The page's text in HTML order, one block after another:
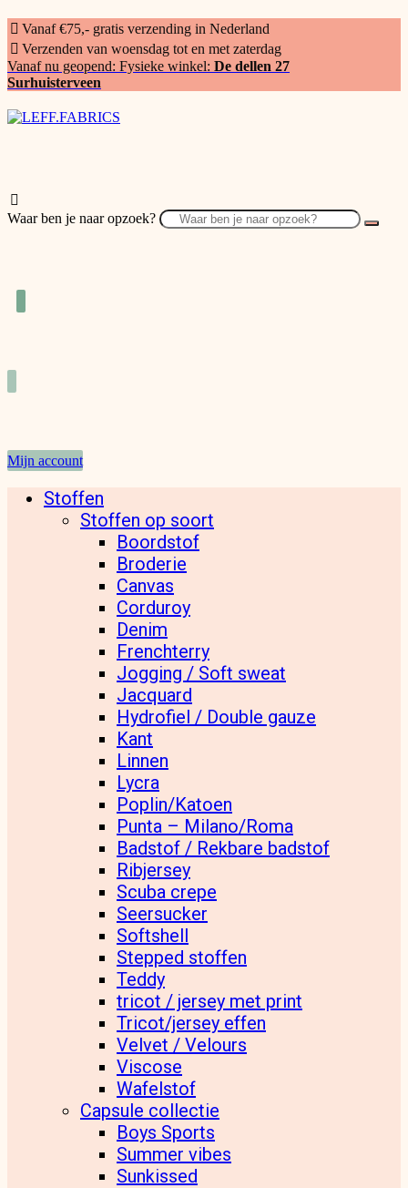
Vanaf €75,- gratis verzending in Nederland
Verzenden van woensdag tot en met zaterdag
Vanaf nu geopend: Fysieke winkel: De dellen 27
Surhuisterveen
Waar ben je naar opzoek?
Mijn account
Stoffen
Stoffen op soort
Boordstof
Broderie
Canvas
Corduroy
Denim
Frenchterry
Jogging / Soft sweat
Jacquard
Hydrofiel / Double gauze
Kant
Linnen
Lycra
Poplin/Katoen
Punta – Milano/Roma
Badstof / Rekbare badstof
Ribjersey
Scuba crepe
Seersucker
Softshell
Stepped stoffen
Teddy
tricot / jersey met print
Tricot/jersey effen
Velvet / Velours
Viscose
Wafelstof
Capsule collectie
Boys Sports
Summer vibes
Sunkissed